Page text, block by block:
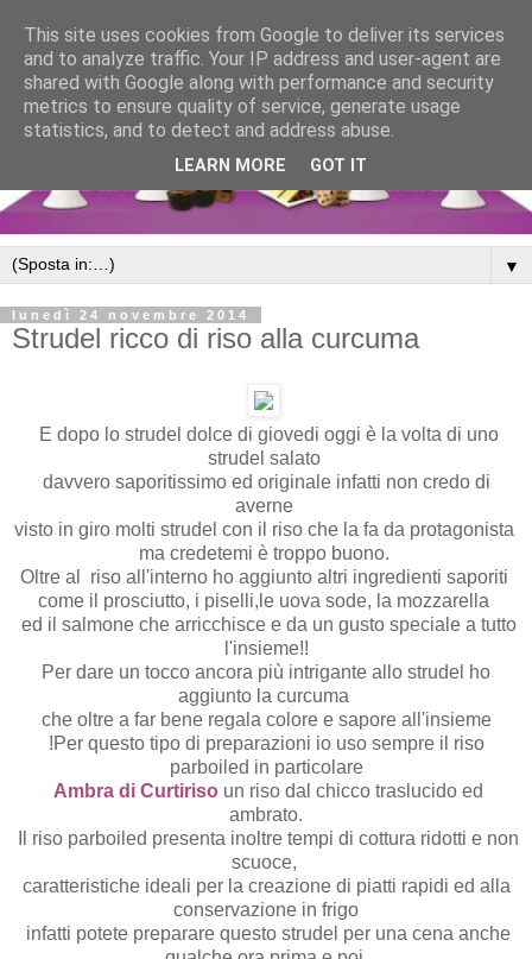
▼
lunedì 24 novembre 2014
Strudel ricco di riso alla curcuma
E dopo lo strudel dolce di giovedi oggi è la volta di uno
strudel salato
davvero saporitissimo ed originale infatti non credo di
averne
visto in giro molti strudel con il riso che la fa da protagonista
ma credetemi è troppo buono.
Oltre al riso all'interno ho aggiunto altri ingredienti saporiti
come il prosciutto, i piselli,le uova sode, la mozzarella
ed il salmone che arricchisce e da un gusto speciale a tutto
l'insieme!!
Per dare un tocco ancora più intrigante allo strudel ho
aggiunto la curcuma
che oltre a far bene regala colore e sapore all'insieme
!Per questo tipo di preparazioni io uso sempre il riso
parboiled in particolare
Ambra di Curtiriso un riso dal chicco traslucido ed
ambrato.
Il riso parboiled presenta inoltre tempi di cottura ridotti e non
scuoce,
caratteristiche ideali per la creazione di piatti rapidi ed alla
conservazione in frigo
infatti potete preparare questo strudel per una cena anche
This site uses cookies from Google to deliver its services
and to analyze traffic. Your IP address and user-agent are
shared with Google along with performance and security
metrics to ensure quality of service, generate usage
statistics, and to detect and address abuse.
LEARN MORE GOT IT